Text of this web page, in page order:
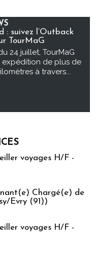
: suivez l’Outback
TourMaG
24 juillet, TourMaG
expédition de plus de
à travers...
voyages H/F -
Chargé(e) de
Evry (91))
voyages H/F -